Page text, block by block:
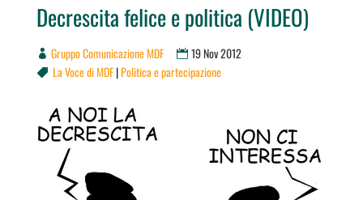
Decrescita felice e politica (VIDEO)
Gruppo Comunicazione MDF 19 Nov 2012
 La Voce di MDF|Politica e partecipazione